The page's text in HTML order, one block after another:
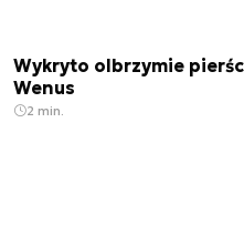
Wykryto olbrzymie
Wenus
2 min.